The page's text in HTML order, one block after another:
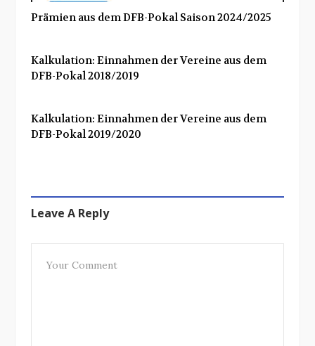
Prämien aus dem DFB-Pokal Saison 2024/2025
Kalkulation: Einnahmen der Vereine aus dem
DFB-Pokal 2018/2019
Kalkulation: Einnahmen der Vereine aus dem
DFB-Pokal 2019/2020
Leave A Reply